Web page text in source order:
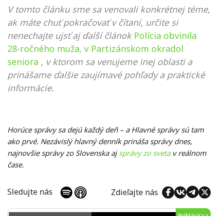
V tomto článku sme sa venovali konkrétnej téme,
ak máte chuť pokračovať v čítaní, určite si
nenechajte ujsť aj ďalší článok Polícia obvinila
28-ročného muža, v Partizánskom okradol
seniora , v ktorom sa venujeme inej oblasti a
prinášame ďalšie zaujímavé pohľady a praktické
informácie.
Horúce správy sa dejú každý deň – a Hlavné správy sú tam
ako prvé. Nezávislý hlavný denník prináša správy dnes,
najnovšie správy zo Slovenska ajsprávy zo svetav reálnom
čase.
Sledujte nás Zdieľajte nás